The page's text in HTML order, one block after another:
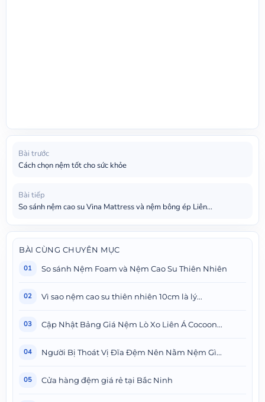
Bài trước
Cách chọn nệm tốt cho sức khỏe
Bài tiếp
So sánh nệm cao su Vina Mattress và nệm bông ép Liên...
BÀI CÙNG CHUYÊN MỤC
01 So sánh Nệm Foam và Nệm Cao Su Thiên Nhiên
02 Vì sao nệm cao su thiên nhiên 10cm là lý...
03 Cập Nhật Bảng Giá Nệm Lò Xo Liên Á Cocoon...
04 Người Bị Thoát Vị Đĩa Đệm Nên Nằm Nệm Gì...
05 Cửa hàng đệm giá rẻ tại Bắc Ninh